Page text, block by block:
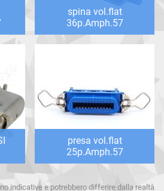
spina vol.flat
36p.Amph.57
presa vol.flat
25p.Amph.57
indicative e potrebbero differire dalla realtà